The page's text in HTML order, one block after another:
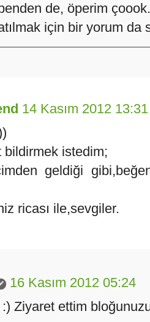
de, öperim
için bir yorum da
14 Kasım 2012 13:31
bildirmek istedim;
geldiği
ricası ile,sevgiler.
16 Kasım 2012 05:24
Ziyaret ettim